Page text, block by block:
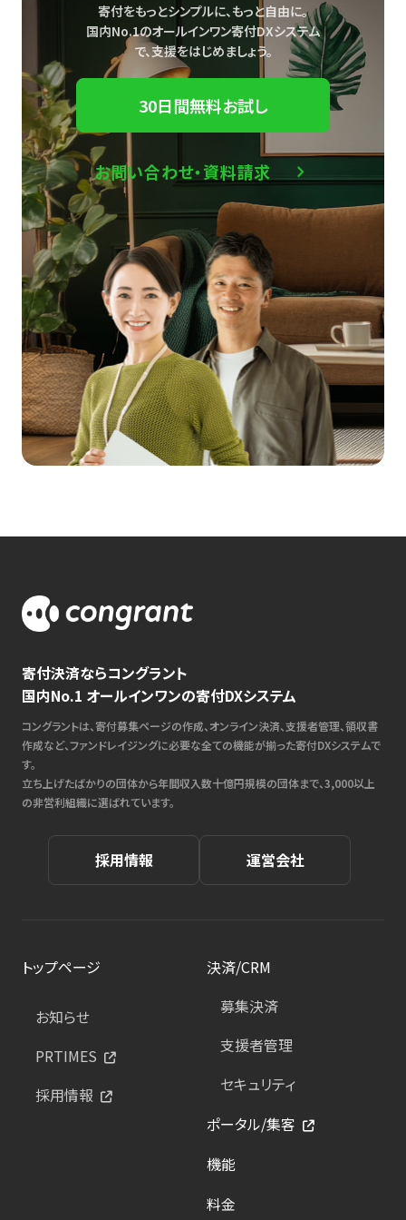
寄付をもっとシンプルに、もっと自由に。
国内No.1のオールインワン寄付DXシステム
で、支援をはじめましょう。
30日間無料お試し
お問い合わせ・資料請求
寄付決済ならコングラント
国内No.1 オールインワンの寄付DXシステム
コングラントは、寄付募集ページの作成、オンライン決済、支援者管理、領収書
作成など、ファンドレイジングに必要な全ての機能が揃った寄付DXシステムで
す。
立ち上げたばかりの団体から年間収入数十億円規模の団体まで、3,000以上
の非営利組織に選ばれています。
採用情報 運営会社
トップページ
お知らせ
PRTIMES
採用情報
決済/CRM
募集決済
支援者管理
セキュリティ
ポータル/集客
機能
料金